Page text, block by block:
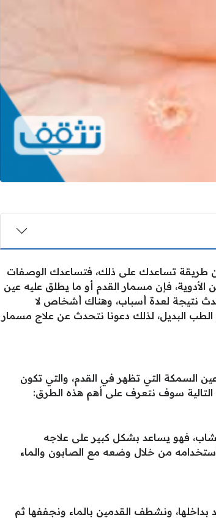
من طريقة تساعدك على ذلك، فتساعدك الوصفات
الأدوية، فإن مسمار القدم أو ما يطلق عليه عين
لعدة أسباب، وهناك أشخاص لا
البديل، لذلك دعونا نتحدث عن علاج مسمار
السمكة التي تظهر في القدم، والتي تكون
سوف نتعرف على أهم هذه الطرق:
فهو يساعد بشكل كبير على علاجه
من خلال وضعه مع الصابون والماء
ونشطف القدمين بالماء ونجففها ثم